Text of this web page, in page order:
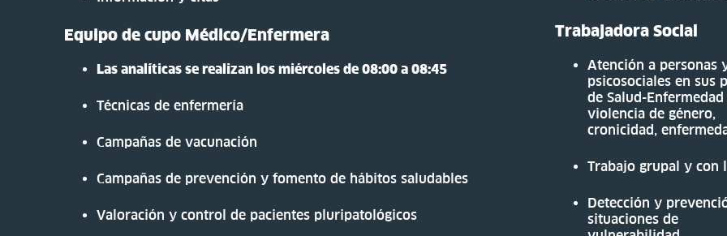
Equipo de cupo Médico/Enfermera
Las analíticas se realizan los miércoles de 08:00 a 08:45
Técnicas de enfermería
Campañas de vacunación
Campañas de prevención y fomento de hábitos saludables
Valoración y control de pacientes pluripatológicos
Trabajadora Social
Atención a personas
psicosociales en sus
de Salud-
violencia de género,
cronicidad,
Trabajo grupal y con
Detección y
situaciones de